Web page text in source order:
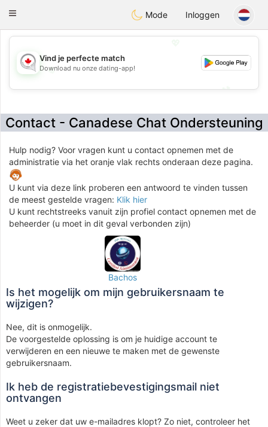
CANADIANchat
Toggle
Mode Inloggen
💖
💕
Vind je perfecte match
Download nu onze dating-app!
Contact - Canadese Chat Ondersteuning
Hulp nodig? Voor vragen kunt u contact opnemen met de
administratie via het oranje vlak rechts onderaan deze pagina.
U kunt via deze link proberen een antwoord te vinden tussen
de meest gestelde vragen: Klik hier
U kunt rechtstreeks vanuit zijn profiel contact opnemen met de
beheerder (u moet in dit geval verbonden zijn)
Bachos
Is het mogelijk om mijn gebruikersnaam te
wijzigen?
Nee, dit is onmogelijk.
De voorgestelde oplossing is om je huidige account te
verwijderen en een nieuwe te maken met de gewenste
gebruikersnaam.
Ik heb de registratiebevestigingsmail niet
ontvangen
Weet u zeker dat uw e-mailadres klopt? Zo niet, controleer het